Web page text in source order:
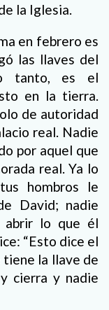
la Iglesia.
en febrero es
las llaves del
tanto, es el
en la tierra.
de autoridad
real. Nadie
por aquel que
real. Ya lo
hombros le
David; nadie
abrir lo que él
“Esto dice el
tiene la llave de
cierra y nadie